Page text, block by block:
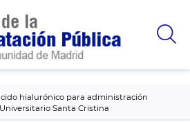
hialurónico para administración
Santa Cristina